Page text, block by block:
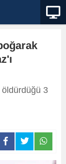
öldürdüğü 3